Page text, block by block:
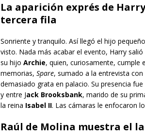
La aparición exprés de
tercera fila
Sonriente y tranquilo. Así llegó el hijo
visto. Nada más acabar el evento, Harry
su hijo Archie, quien, curiosamente, cumple
memorias, Spare, sumado a la entrevista con
demasiado grata en palacio. Su presencia
y entre Jack Brooksbank, marido de su
la reina Isabel II. Las cámaras le enfocaron
Raúl de Molina muestra el